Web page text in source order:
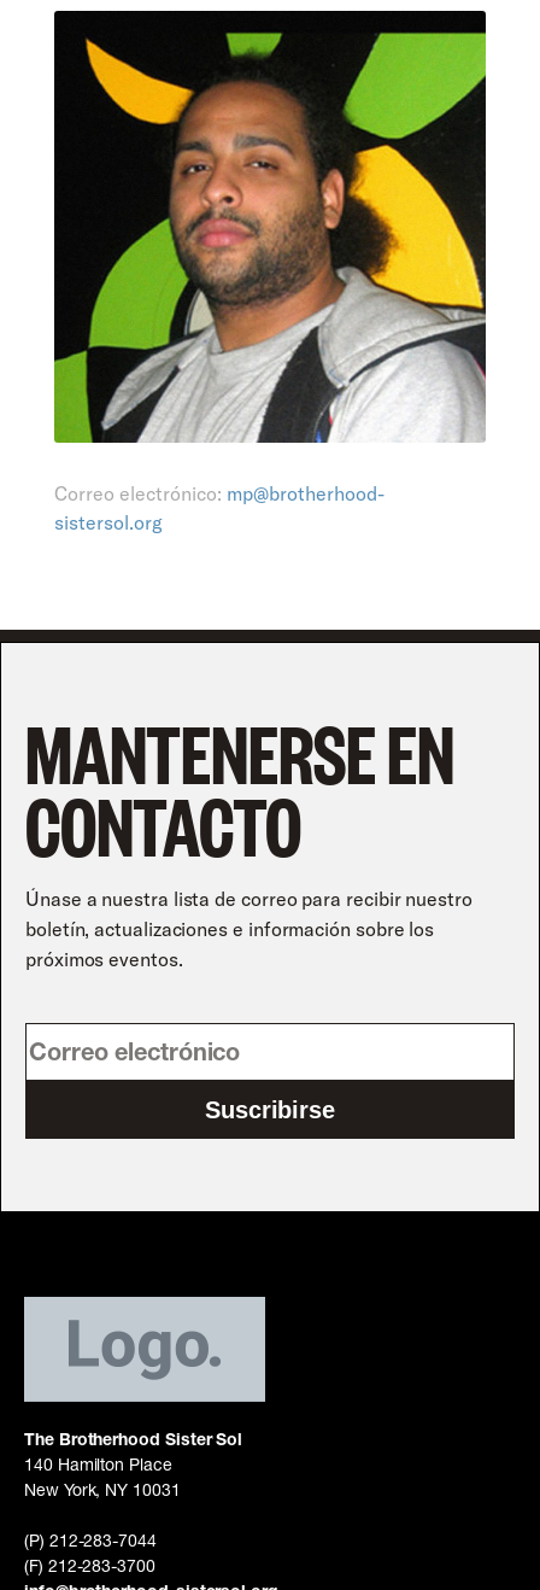
Correo electrónico: mp@brotherhood-
sistersol.org
MANTENERSE EN
CONTACTO
Únase a nuestra lista de correo para recibir nuestro
boletín, actualizaciones e información sobre los
próximos eventos.
Suscribirse
The Brotherhood Sister Sol
140 Hamilton Place
New York, NY 10031
(P) 212-283-7044
(F) 212-283-3700